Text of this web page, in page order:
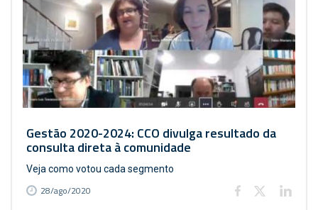
Gestão 2020-2024: CCO divulga resultado da
consulta direta à comunidade
Veja como votou cada segmento
28/ago/2020